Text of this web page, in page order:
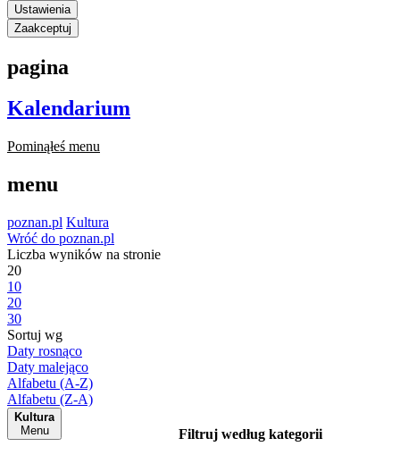
Ustawienia
Zaakceptuj
pagina
Kalendarium
Pominąłeś menu
menu
poznan.pl Kultura
Wróć do poznan.pl
Liczba wyników na stronie
20
10
20
30
Sortuj wg
Daty rosnąco
Daty malejąco
Alfabetu (A-Z)
Alfabetu (Z-A)
Kultura
Menu
Filtruj według kategorii